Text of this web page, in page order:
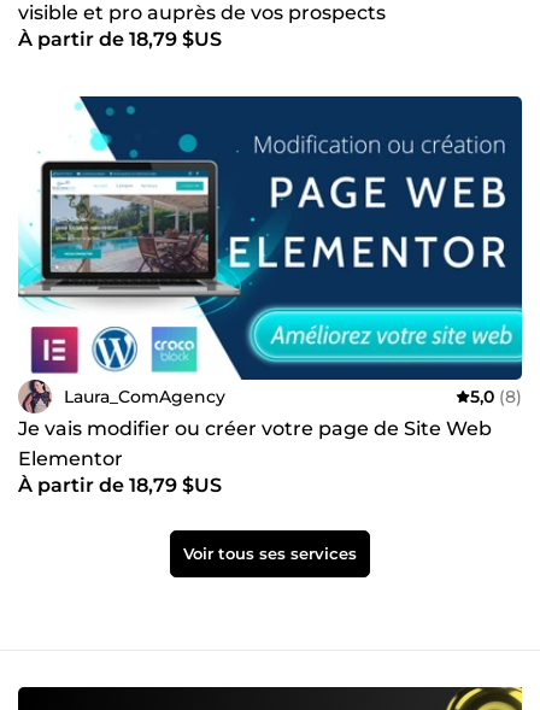
visible et pro auprès de vos prospects
À partir de 18,79 $US
Laura_ComAgency 5,0 (8)
Je vais modifier ou créer votre page de Site Web
Elementor
À partir de 18,79 $US
Voir tous ses services